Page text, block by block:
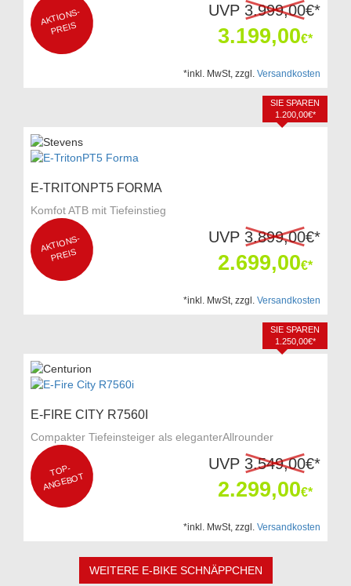
AKTI
O
NS-
P
REIS
UVP 3.999,00€*
3.199,00€*
*inkl. MwSt, zzgl. Versandkosten
E-TRITONPT5 FORMA
Komfot ATB mit Tiefeinstieg
AKTI
O
NS-
P
REIS
UVP 3.899,00€*
2.699,00€*
SIE SPAREN
1.200,00€*
*inkl. MwSt, zzgl. Versandkosten
E-FIRE CITY R7560I
Compakter Tiefeinsteiger als eleganterAllrounder
T
OP-
A
N
GEB
OT
UVP 3.549,00€*
2.299,00€*
SIE SPAREN
1.250,00€*
*inkl. MwSt, zzgl. Versandkosten
WEITERE E-BIKE SCHNÄPPCHEN